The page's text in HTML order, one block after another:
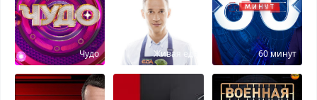
Чудо Живая еда 60 минут